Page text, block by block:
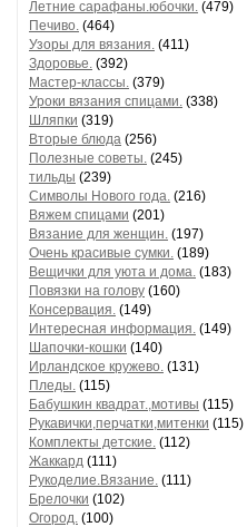
Летние сарафаны.юбочки. (479)
Печиво. (464)
Узоры для вязания. (411)
Здоровье. (392)
Мастер-классы. (379)
Уроки вязания спицами. (338)
Шляпки (319)
Вторые блюда (256)
Полезные советы. (245)
тильды (239)
Символы Нового года. (216)
Вяжем спицами (201)
Вязание для женщин. (197)
Очень красивые сумки. (189)
Вещички для уюта и дома. (183)
Повязки на голову (160)
Консервация. (149)
Интересная информация. (149)
Шапочки-кошки (140)
Ирландское кружево. (131)
Пледы. (115)
Бабушкин квадрат.,мотивы (115)
Рукавички,перчатки,митенки (115)
Комплекты детские. (112)
Жаккард (111)
Рукоделие.Вязание. (111)
Брелочки (102)
Огород. (100)